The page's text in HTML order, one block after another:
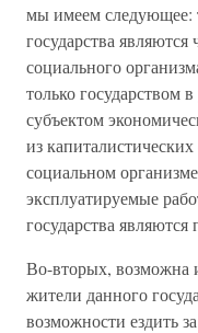
мы имеем следующее:
государства
социального
только государством
субъектом
из
социальном
эксплуатируемые
государства являются
Во-вторых, возможна
жители данного
возможности ездить